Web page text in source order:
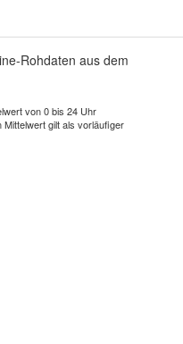
Rohdaten aus dem
von 0 bis 24 Uhr
gilt als vorläufiger